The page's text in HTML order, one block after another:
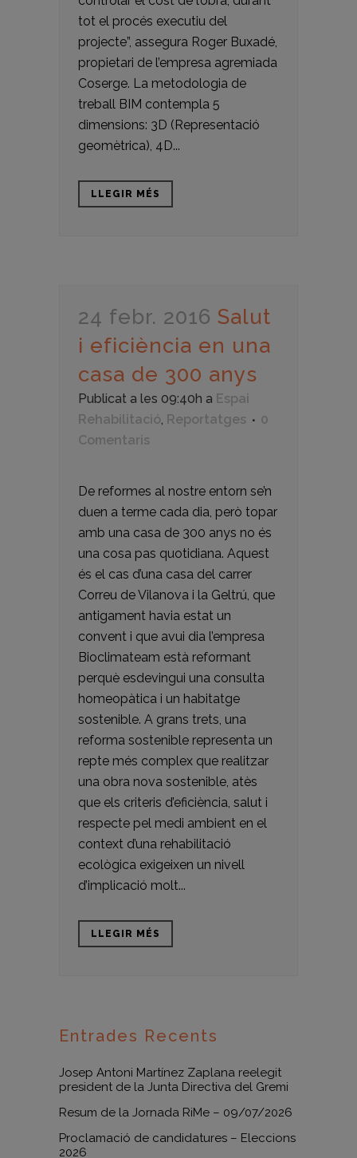
tot el procés executiu del
projecte”, assegura Roger Buxadé,
propietari de l’empresa agremiada
Coserge. La metodologia de
treball BIM contempla 5
dimensions: 3D (Representació
geomètrica), 4D...
LLEGIR MÉS
24 febr. 2016 Salut
i eficiència en una
casa de 300 anys
Publicat a les 09:40h a Espai
Rehabilitació, Reportatges
0
Comentaris
De reformes al nostre entorn se’n
duen a terme cada dia, però topar
amb una casa de 300 anys no és
una cosa pas quotidiana. Aquest
és el cas d’una casa del carrer
Correu de Vilanova i la Geltrú, que
antigament havia estat un
convent i que avui dia l’empresa
Bioclimateam està reformant
perquè esdevingui una consulta
homeopàtica i un habitatge
sostenible. A grans trets, una
reforma sostenible representa un
repte més complex que realitzar
una obra nova sostenible, atès
que els criteris d’eficiència, salut i
respecte pel medi ambient en el
context d’una rehabilitació
ecològica exigeixen un nivell
d’implicació molt...
LLEGIR MÉS
Entrades Recents
Josep Antoni Martínez Zaplana reelegit
president de la Junta Directiva del Gremi
Resum de la Jornada RiMe – 09/07/2026
Proclamació de candidatures – Eleccions
2026